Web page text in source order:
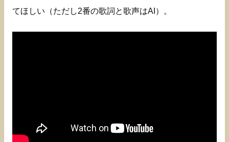
てほしい（ただし2番の歌詞と歌声はAI）。